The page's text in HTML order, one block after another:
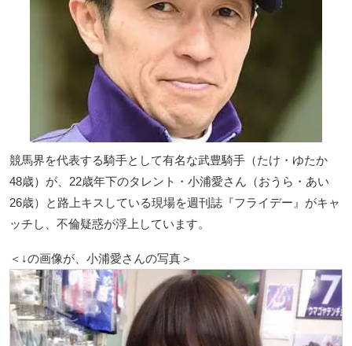
競馬界を代表する騎手として有名な武豊騎手（たけ・ゆたか
48歳）が、22歳年下のタレント・小浦愛さん（おうら・あい
26歳）と路上キスしている現場を週刊誌『フライデー』がキャ
ッチし、不倫疑惑が浮上しています。
＜↓の画像が、小浦愛さんの写真＞